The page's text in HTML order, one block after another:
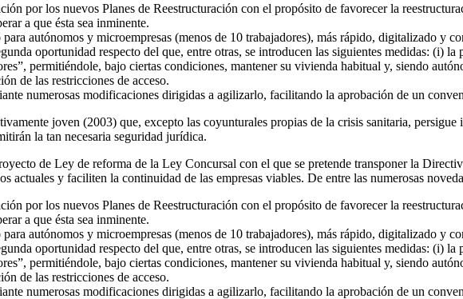
por los nuevos Planes de Reestructuración con el propósito de favorecer la
a que ésta sea inminente.
autónomos y microempresas (menos de 10 trabajadores), más rápido, digitalizado y
oportunidad respecto del que, entre otras, se introducen las siguientes medidas: (i)
permitiéndole, bajo ciertas condiciones, mantener su vivienda habitual y, siendo
de las restricciones de acceso.
numerosas modificaciones dirigidas a agilizarlo, facilitando la aprobación de un
joven (2003) que, excepto las coyunturales propias de la crisis sanitaria,
la tan necesaria seguridad jurídica.
de Ley de reforma de la Ley Concursal con el que se pretende transponer la
actuales y faciliten la continuidad de las empresas viables. De entre las numerosas
por los nuevos Planes de Reestructuración con el propósito de favorecer la
a que ésta sea inminente.
autónomos y microempresas (menos de 10 trabajadores), más rápido, digitalizado y
oportunidad respecto del que, entre otras, se introducen las siguientes medidas: (i)
permitiéndole, bajo ciertas condiciones, mantener su vivienda habitual y, siendo
de las restricciones de acceso.
numerosas modificaciones dirigidas a agilizarlo, facilitando la aprobación de un